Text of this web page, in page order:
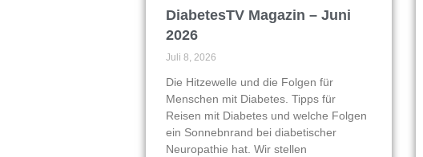
DiabetesTV Magazin – Juni
2026
Juli 8, 2026
Die Hitzewelle und die Folgen für
Menschen mit Diabetes. Tipps für
Reisen mit Diabetes und welche Folgen
ein Sonnebnrand bei diabetischer
Neuropathie hat. Wir stellen